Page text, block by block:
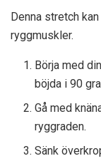
Denna stretch
ryggmuskler.
Börja med
böjda i 90
Gå med
ryggraden.
Sänk